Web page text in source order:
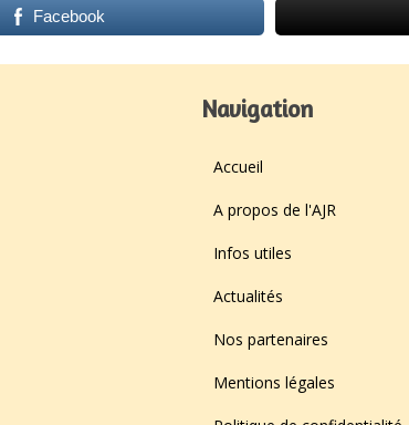
Facebook
Navigation
Accueil
A propos de l'AJR
Infos utiles
Actualités
Nos partenaires
Mentions légales